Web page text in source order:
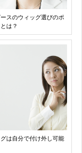
スのウィッグ選びのポ
は？
は自分で付け外し可能